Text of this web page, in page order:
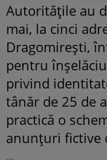
Autoritățile au
mai, la cinci
Dragomirești,
pentru
privind
tânăr de 25 de
practică o
anunțuri fictive